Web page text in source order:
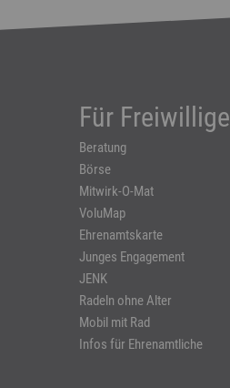
Für Freiwillige
Beratung
Börse
Mitwirk-O-Mat
VoluMap
Ehrenamtskarte
Junges Engagement
JENK
Radeln ohne Alter
Mobil mit Rad
Infos für Ehrenamtliche